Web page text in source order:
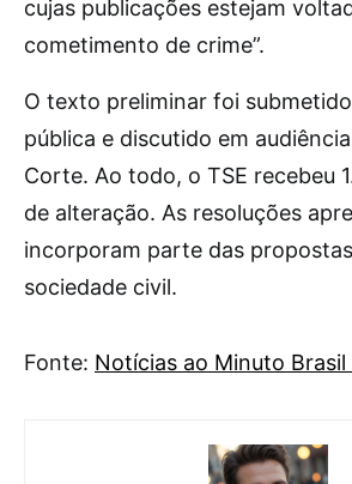
cujas publicações estejam
cometimento de crime”.
O texto preliminar foi
pública e discutido em
Corte. Ao todo, o TSE recebeu
de alteração. As resoluções
incorporam parte das
sociedade civil.
Fonte: Notícias ao Minuto Brasil